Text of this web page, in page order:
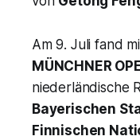
Am 9. Juli fand
MÜNCHNER
niederländische
Bayerischen
Finnischen